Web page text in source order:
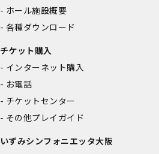
ホール施設概要
各種ダウンロード
チケット購入
インターネット購入
お電話
チケットセンター
その他プレイガイド
いずみシンフォニエッタ大阪